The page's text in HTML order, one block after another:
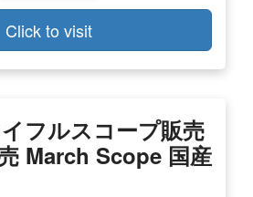
Click to visit
フルスコープ販売
March Scope 国産